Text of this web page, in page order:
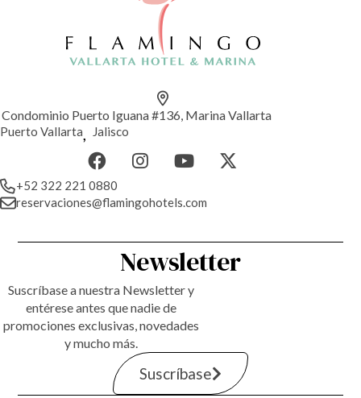
Condominio Puerto Iguana #136, Marina Vallarta
Puerto Vallarta, Jalisco
+52 322 221 0880
reservaciones@flamingohotels.com
Newsletter
Suscríbase a nuestra Newsletter y
entérese antes que nadie de
promociones exclusivas, novedades
y mucho más.
Suscríbase